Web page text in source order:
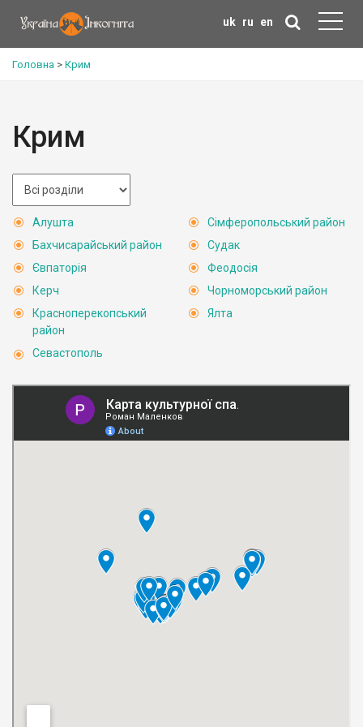
uk ru en
Головна > Крим
Крим
Алушта
Бахчисарайський район
Євпаторія
Керч
Красноперекопський
район
Севастополь
Сімферопольський район
Судак
Феодосія
Чорноморський район
Ялта